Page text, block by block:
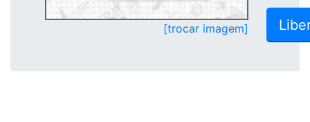
[trocar imagem]